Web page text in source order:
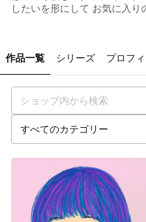
したいを形にして お気に入り
作品一覧 シリーズ プロフ